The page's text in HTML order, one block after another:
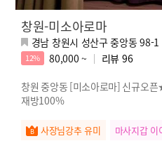
창원-미소아로마
경남 창원시 성산구 중앙동 98-1
12% 80,000 ~ 리뷰 96
창원 중앙동 [미소아로마] 신규오
재방100%
사장님강추 유미 마사지갑 이